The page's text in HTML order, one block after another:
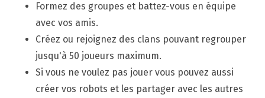
Formez des groupes et battez-vous en équipe
avec vos amis.
Créez ou rejoignez des clans pouvant regrouper
jusqu'à 50 joueurs maximum.
Si vous ne voulez pas jouer vous pouvez aussi
créer vos robots et les partager avec les autres